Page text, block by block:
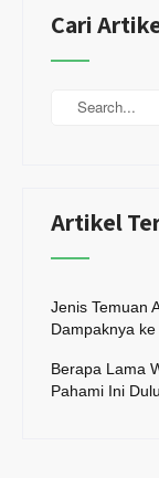
Cari
Artikel
Jenis Temuan
Dampaknya
Berapa Lama
Pahami Ini Dulu